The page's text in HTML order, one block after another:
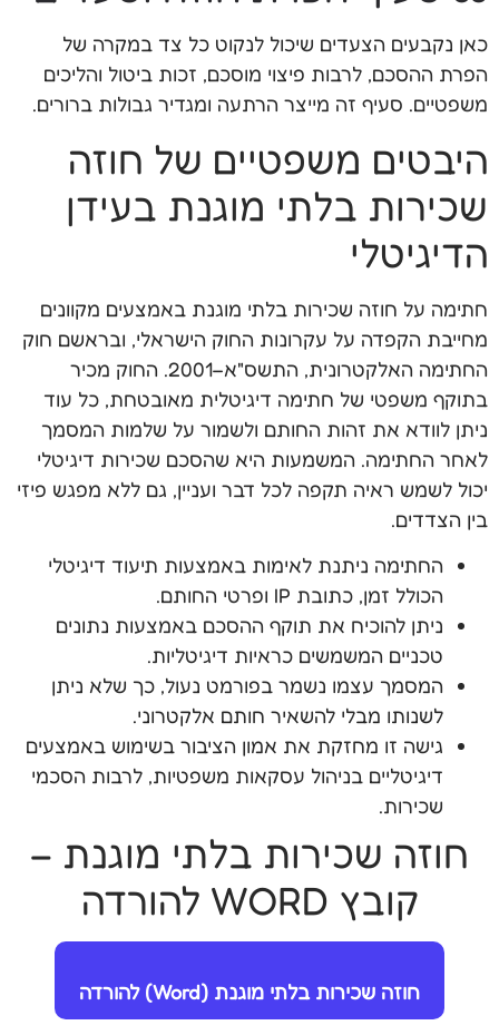
כאן נקבעים הצעדים שיכול לנקוט כל צד במקרה של
הפרת ההסכם, לרבות פיצוי מוסכם, זכות ביטול והליכים
משפטיים. סעיף זה מייצר הרתעה ומגדיר גבולות ברורים.
היבטים משפטיים של חוזה
שכירות בלתי מוגנת בעידן
הדיגיטלי
חתימה על חוזה שכירות בלתי מוגנת באמצעים מקוונים
מחייבת הקפדה על עקרונות החוק הישראלי, ובראשם חוק
החתימה האלקטרונית, התשס"א–2001. החוק מכיר
בתוקף משפטי של חתימה דיגיטלית מאובטחת, כל עוד
ניתן לוודא את זהות החותם ולשמור על שלמות המסמך
לאחר החתימה. המשמעות היא שהסכם שכירות דיגיטלי
יכול לשמש ראיה תקפה לכל דבר ועניין, גם ללא מפגש פיזי
בין הצדדים.
החתימה ניתנת לאימות באמצעות תיעוד דיגיטלי
הכולל זמן, כתובת IP ופרטי החותם.
ניתן להוכיח את תוקף ההסכם באמצעות נתונים
טכניים המשמשים כראיות דיגיטליות.
המסמך עצמו נשמר בפורמט נעול, כך שלא ניתן
לשנותו מבלי להשאיר חותם אלקטרוני.
גישה זו מחזקת את אמון הציבור בשימוש באמצעים
דיגיטליים בניהול עסקאות משפטיות, לרבות הסכמי
שכירות.
חוזה שכירות בלתי מוגנת –
קובץ WORD להורדה
חוזה שכירות בלתי מוגנת (Word) להורדה